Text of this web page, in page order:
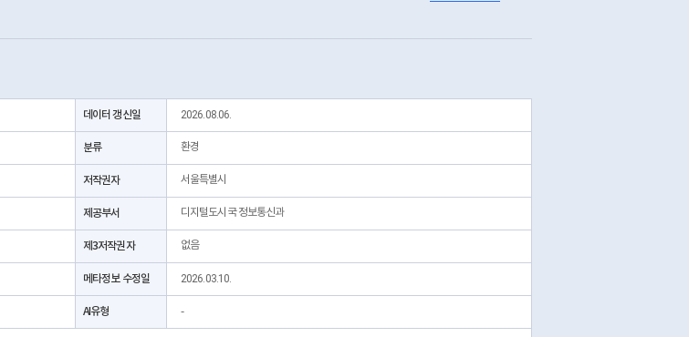
데이터 갱신일 2026.08.06.
분류 환경
저작권자 서울특별시
제공부서 디지털도시국 정보통신과
제3저작권자 없음
메타정보 수정일 2026.03.10.
AI유형 -